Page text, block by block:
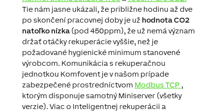
Tie nám jasne ukázali, že približne hodinu až dve
po skončení pracovnej doby je už hodnota CO2
natoľko nízka(pod 450ppm), že už nemá význam
držať otáčky rekuperácie vyššie, než je
požadované hygienické minimum stanovené
výrobcom. Komunikácia s rekuperačnou
jednotkou Komfovent je v našom prípade
zabezpečené prostredníctvom Modbus TCP ,
ktorým disponuje samotný Miniserver (všetky
verzie). Viac o Inteligentnej rekuperácii a